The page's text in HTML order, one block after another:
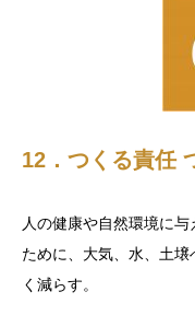
12．つくる責任
人の健康や自然環境に
ために、大気、水、土
く減らす。